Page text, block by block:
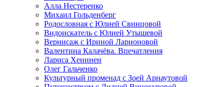
Алла Нестеренко
Михаил Гольденберг
Родословная с Юлией Свинцовой
Видоискатель с Юлией Утышевой
Вернисаж с Ириной Ларионовой
Валентина Калачёва. Впечатления
Лариса Хенинен
Олег Гальченко
Культурный променад с Зоей Арнаутовой